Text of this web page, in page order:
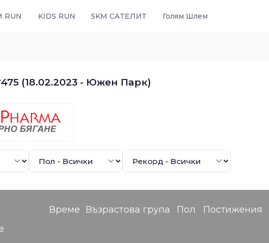
RUN KIDS RUN 5KM САТЕЛИТ Голям Шлем
(18.02.2023 - Южен Парк)
Време Възрастова група Пол Постижения